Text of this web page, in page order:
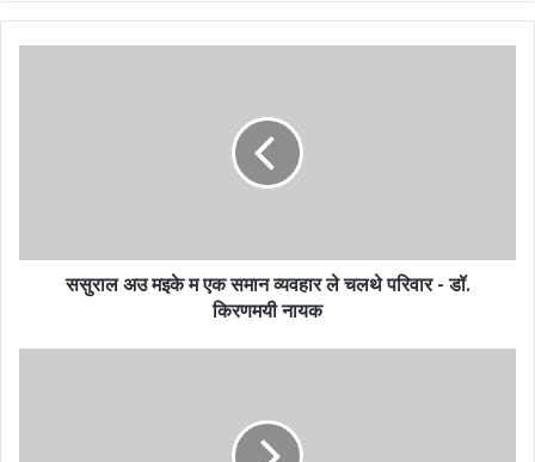
ससुराल अउ मइके म एक समान व्यवहार ले चलथे परिवार - डॉ.
किरणमयी नायक